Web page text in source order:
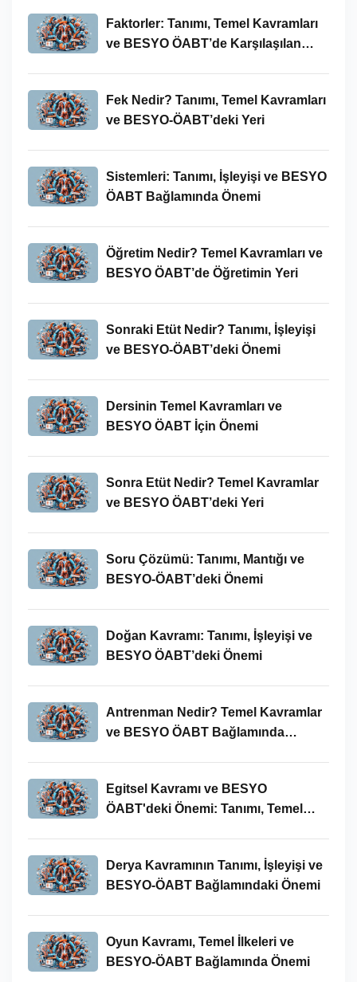
Faktorler: Tanımı, Temel Kavramları
ve BESYO ÖABT’de Karşılaşılan
Fek Nedir? Tanımı, Temel Kavramları
ve BESYO-ÖABT’deki Yeri
Sistemleri: Tanımı, İşleyişi ve BESYO
ÖABT Bağlamında Önemi
Öğretim Nedir? Temel Kavramları ve
BESYO ÖABT’de Öğretimin Yeri
Sonraki Etüt Nedir? Tanımı, İşleyişi
ve BESYO-ÖABT’deki Önemi
Dersinin Temel Kavramları ve
BESYO ÖABT İçin Önemi
Sonra Etüt Nedir? Temel Kavramlar
ve BESYO ÖABT’deki Yeri
Soru Çözümü: Tanımı, Mantığı ve
BESYO-ÖABT’deki Önemi
Doğan Kavramı: Tanımı, İşleyişi ve
BESYO ÖABT’deki Önemi
Antrenman Nedir? Temel Kavramlar
ve BESYO ÖABT Bağlamında
Egitsel Kavramı ve BESYO
ÖABT'deki Önemi: Tanımı, Temel
Derya Kavramının Tanımı, İşleyişi ve
BESYO-ÖABT Bağlamındaki Önemi
Oyun Kavramı, Temel İlkeleri ve
BESYO-ÖABT Bağlamında Önemi